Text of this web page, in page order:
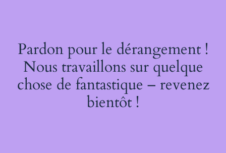
Pardon pour le dérangement !
Nous travaillons sur quelque
chose de fantastique – revenez
bientôt !